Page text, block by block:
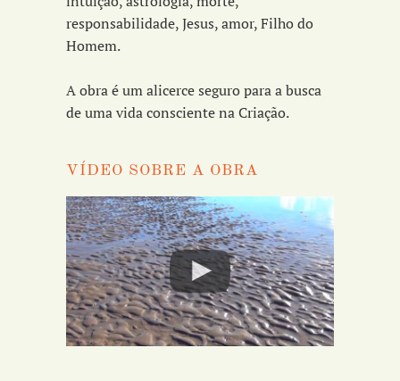
responsabilidade, Jesus, amor, Filho do
Homem.
A obra é um alicerce seguro para a busca
de uma vida consciente na Criação.
VÍDEO SOBRE A OBRA